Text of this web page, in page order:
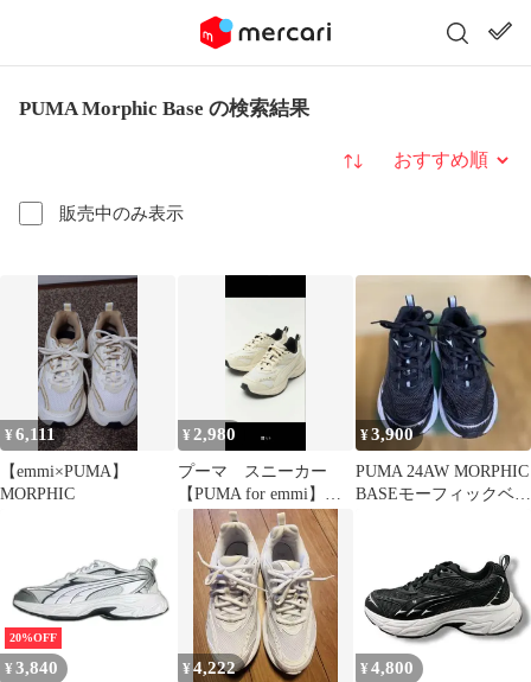
PUMA Morphic Base の検索結果
販売中のみ表示
並び替え
¥6,111
【emmi×PUMA】
MORPHIC
¥ 2,980
プーマ スニーカー
【PUMA for emmi】
MORPHIC BASE
¥3,900
PUMA 24AW MORPHIC
BASEモーフィックベー
20%OFF
¥ 3,840 ¥4,222 ¥ 4,800